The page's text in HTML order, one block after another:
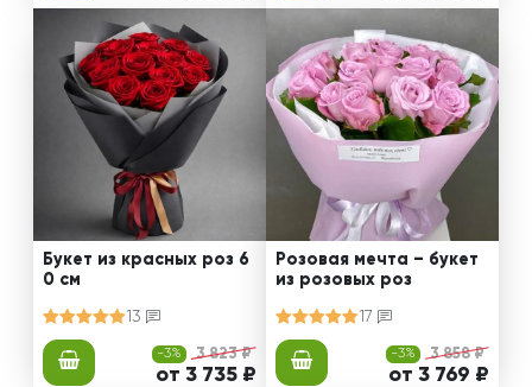
Букет из красных роз 6
0 см
13
-3% 3 823 ₽
от 3 735 ₽
Розовая мечта – букет
из розовых роз
17
-3% 3 858 ₽
от 3 769 ₽